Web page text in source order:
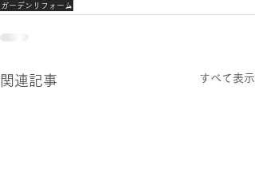
ガーデンリフォーム
関連記事 すべて表示